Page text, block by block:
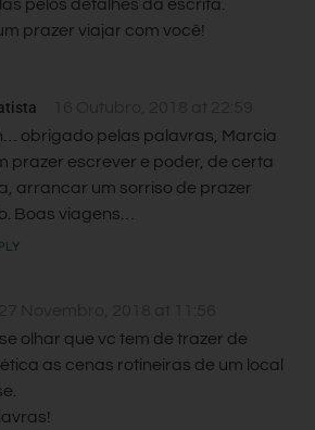
pelos detalhes da escrita.
prazer viajar com você!
obrigado pelas palavras, Marcia
prazer escrever e poder, de certa
arrancar um sorriso de prazer
Boas viagens…
olhar que vc tem de trazer de
as cenas rotineiras de um local